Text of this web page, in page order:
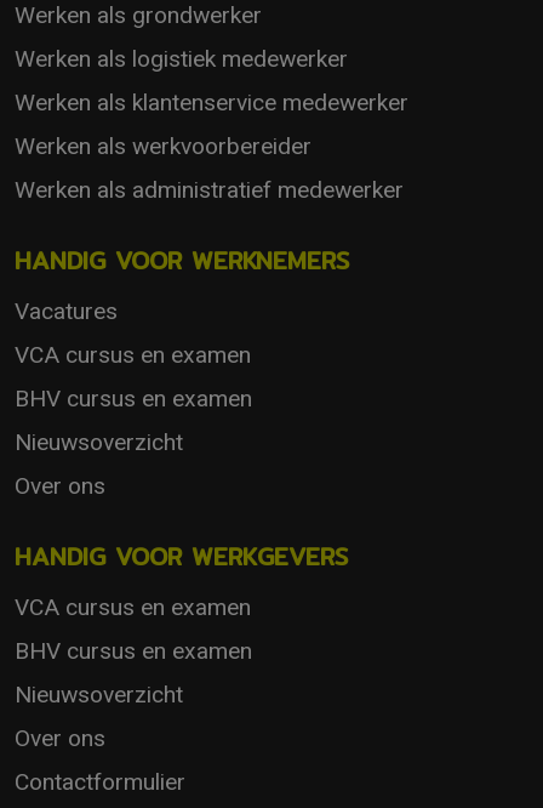
Werken als grondwerker
Werken als logistiek medewerker
Werken als klantenservice medewerker
Werken als werkvoorbereider
Werken als administratief medewerker
HANDIG VOOR WERKNEMERS
Vacatures
VCA cursus en examen
BHV cursus en examen
Nieuwsoverzicht
Over ons
HANDIG VOOR WERKGEVERS
VCA cursus en examen
BHV cursus en examen
Nieuwsoverzicht
Over ons
Contactformulier